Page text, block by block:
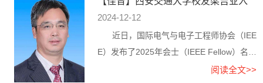
选2025年IEEE Fellow
2024-12-12
近日，国际电气与电子工程师协会（IEE
E）发布了2025年会士（IEEE Fellow）名
单，西安交通大学校友梁吉业入选。梁吉
阅读全文>>